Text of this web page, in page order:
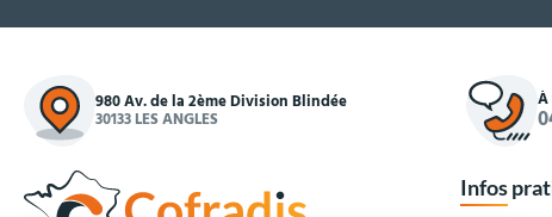
980 Av. de la 2ème Division Blindée
30133 LES ANGLES
Infos